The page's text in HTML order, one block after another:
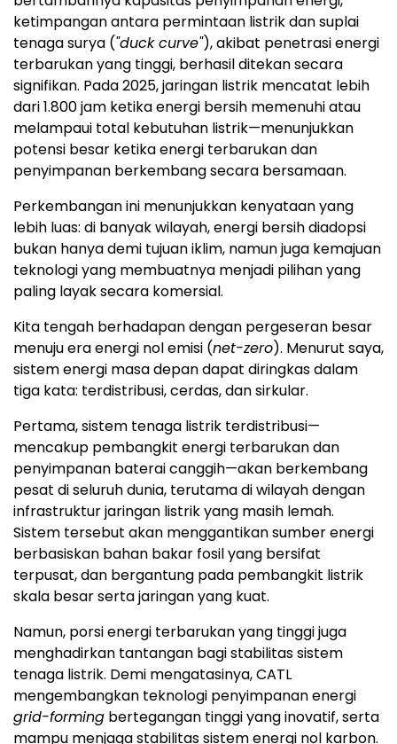
ketimpangan antara permintaan listrik dan suplai
tenaga surya ("duck curve"), akibat penetrasi energi
terbarukan yang tinggi, berhasil ditekan secara
signifikan. Pada 2025, jaringan listrik mencatat lebih
dari 1.800 jam ketika energi bersih memenuhi atau
melampaui total kebutuhan listrik—menunjukkan
potensi besar ketika energi terbarukan dan
penyimpanan berkembang secara bersamaan.
Perkembangan ini menunjukkan kenyataan yang
lebih luas: di banyak wilayah, energi bersih diadopsi
bukan hanya demi tujuan iklim, namun juga kemajuan
teknologi yang membuatnya menjadi pilihan yang
paling layak secara komersial.
Kita tengah berhadapan dengan pergeseran besar
menuju era energi nol emisi (net-zero). Menurut saya,
sistem energi masa depan dapat diringkas dalam
tiga kata: terdistribusi, cerdas, dan sirkular.
Pertama, sistem tenaga listrik terdistribusi—
mencakup pembangkit energi terbarukan dan
penyimpanan baterai canggih—akan berkembang
pesat di seluruh dunia, terutama di wilayah dengan
infrastruktur jaringan listrik yang masih lemah.
Sistem tersebut akan menggantikan sumber energi
berbasiskan bahan bakar fosil yang bersifat
terpusat, dan bergantung pada pembangkit listrik
skala besar serta jaringan yang kuat.
Namun, porsi energi terbarukan yang tinggi juga
menghadirkan tantangan bagi stabilitas sistem
tenaga listrik. Demi mengatasinya, CATL
mengembangkan teknologi penyimpanan energi
grid-forming bertegangan tinggi yang inovatif, serta
mampu menjaga stabilitas sistem energi nol karbon.